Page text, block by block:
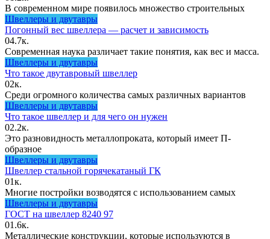
В современном мире появилось множество строительных
Швеллеры и двутавры
Погонный вес швеллера — расчет и зависимость
04.7к.
Современная наука различает такие понятия, как вес и масса.
Швеллеры и двутавры
Что такое двутавровый швеллер
02к.
Среди огромного количества самых различных вариантов
Швеллеры и двутавры
Что такое швеллер и для чего он нужен
02.2к.
Это разновидность металлопроката, который имеет П-
образное
Швеллеры и двутавры
Швеллер стальной горячекатаный ГК
01к.
Многие постройки возводятся с использованием самых
Швеллеры и двутавры
ГОСТ на швеллер 8240 97
01.6к.
Металлические конструкции, которые используются в